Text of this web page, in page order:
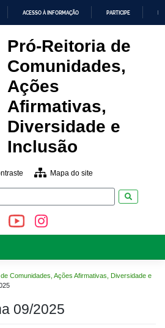
O
CONTEÚDO
ACESSO À INFORMAÇÃO PARTICIPE
Pró-Reitoria de
Comunidades,
Ações
Afirmativas,
Diversidade e
Inclusão
Mapa do site
Comunidades, Ações Afirmativas, Diversidade e
09/2025